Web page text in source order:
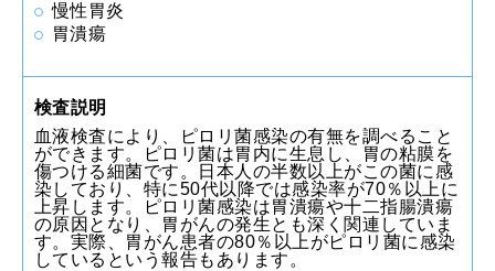
慢性胃炎
胃潰瘍
検査説明
血液検査により、ピロリ菌感染の有無を調べること
ができます。ピロリ菌は胃内に生息し、胃の粘膜を
傷つける細菌です。日本人の半数以上がこの菌に感
染しており、特に50代以降では感染率が70％以上に
上昇します。ピロリ菌感染は胃潰瘍や十二指腸潰瘍
の原因となり、胃がんの発生とも深く関連していま
す。実際、胃がん患者の80％以上がピロリ菌に感染
しているという報告もあります。